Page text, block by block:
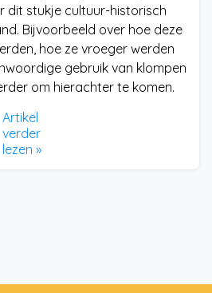
dit stukje cultuur-historisch
Bijvoorbeeld over hoe deze
hoe ze vroeger werden
gebruik van klompen
om hierachter te komen.
Artikel
verder
lezen »